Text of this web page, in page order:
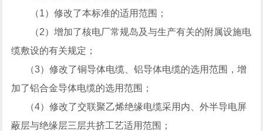
（1）修改了本标准的适用范围；
（2）增加了核电厂常规岛及与生产有关的附属设施电
缆敷设的有关规定；
（3）修改了铜导体电缆、铝导体电缆的选用范围，增
加了铝合金导体电缆的选用范围；
（4）修改了交联聚乙烯绝缘电缆采用内、外半导电屏
蔽层与绝缘层三层共挤工艺适用范围；